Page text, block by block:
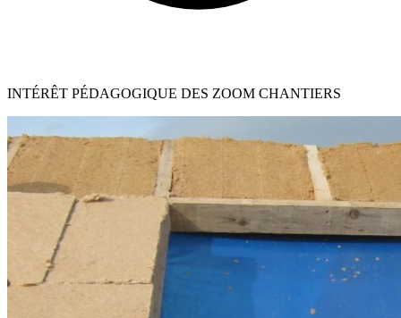
INTÉRÊT PÉDAGOGIQUE DES ZOOM CHANTIERS